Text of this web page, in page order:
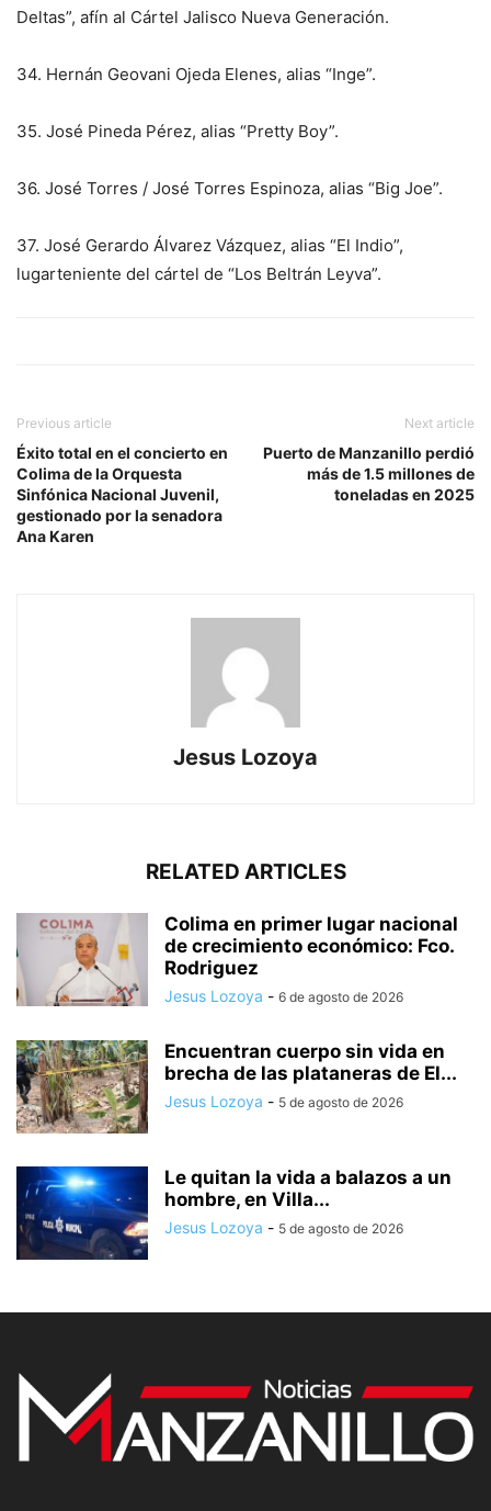
Deltas”, afín al Cártel Jalisco Nueva Generación.
34.⁠ ⁠Hernán Geovani Ojeda Elenes, alias “Inge”.
35.⁠ ⁠José Pineda Pérez, alias “Pretty Boy”.
36.⁠ ⁠José Torres / José Torres Espinoza, alias “Big Joe”.
37.⁠ ⁠José Gerardo Álvarez Vázquez, alias “El Indio”,
lugarteniente del cártel de “Los Beltrán Leyva”.
Previous article
Éxito total en el concierto en
Colima de la Orquesta
Sinfónica Nacional Juvenil,
gestionado por la senadora
Ana Karen
Next article
Puerto de Manzanillo perdió
más de 1.5 millones de
toneladas en 2025
Jesus Lozoya
RELATED ARTICLES
Colima en primer lugar nacional
de crecimiento económico: Fco.
Rodriguez
Jesus Lozoya - 6 de agosto de 2026
Encuentran cuerpo sin vida en
brecha de las plataneras de El...
Jesus Lozoya - 5 de agosto de 2026
Le quitan la vida a balazos a un
hombre, en Villa...
Jesus Lozoya - 5 de agosto de 2026